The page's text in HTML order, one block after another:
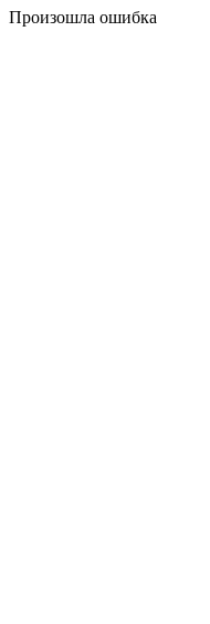
Произошла ошибка